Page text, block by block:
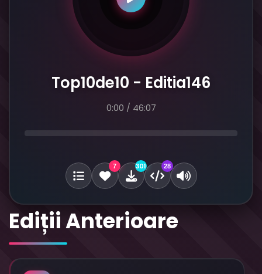
Top10de10 - Editia146
0:00 / 46:07
7 301 28
Ediții Anterioare